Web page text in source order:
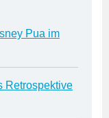
Pua im
Retrospektive